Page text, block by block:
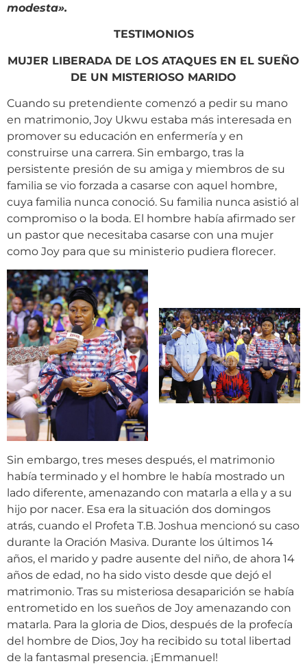
modesta».
TESTIMONIOS
MUJER LIBERADA DE LOS ATAQUES EN EL SUEÑO
DE UN MISTERIOSO MARIDO
Cuando su pretendiente comenzó a pedir su mano
en matrimonio, Joy Ukwu estaba más interesada en
promover su educación en enfermería y en
construirse una carrera. Sin embargo, tras la
persistente presión de su amiga y miembros de su
familia se vio forzada a casarse con aquel hombre,
cuya familia nunca conoció. Su familia nunca asistió al
compromiso o la boda. El hombre había afirmado ser
un pastor que necesitaba casarse con una mujer
como Joy para que su ministerio pudiera florecer.
Sin embargo, tres meses después, el matrimonio
había terminado y el hombre le había mostrado un
lado diferente, amenazando con matarla a ella y a su
hijo por nacer. Esa era la situación dos domingos
atrás, cuando el Profeta T.B. Joshua mencionó su caso
durante la Oración Masiva. Durante los últimos 14
años, el marido y padre ausente del niño, de ahora 14
años de edad, no ha sido visto desde que dejó el
matrimonio. Tras su misteriosa desaparición se había
entrometido en los sueños de Joy amenazando con
matarla. Para la gloria de Dios, después de la profecía
del hombre de Dios, Joy ha recibido su total libertad
de la fantasmal presencia. ¡Emmanuel!